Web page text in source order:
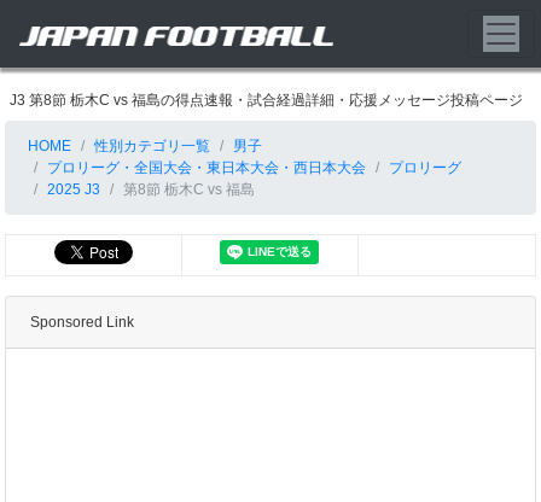
J3 第8節 栃木C vs 福島の得点速報・試合経過詳細・応援メッセージ投稿ページ
HOME 性別カテゴリ一覧
男子
プロリーグ・全国大会・東日本大会・西日本大会
プロリーグ
2025 J3
第8節 栃木C vs 福島
Sponsored Link